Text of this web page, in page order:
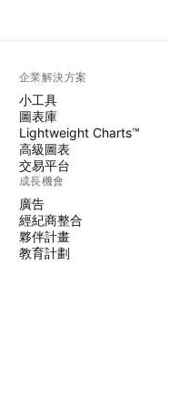
企業解決方案
小工具
圖表庫
Lightweight Charts™
高級圖表
交易平台
成長機會
廣告
經紀商整合
夥伴計畫
教育計劃